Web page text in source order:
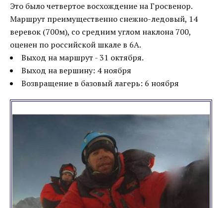
Это было четвертое восхождение на Гросвенор.
Маршрут преимущественно снежно-ледовый, 14
веревок (700м), со средним углом наклона 700,
оценен по российской шкале в 6А.
Выход на маршрут - 31 октября.
Выход на вершину: 4 ноября
Возвращение в базовый лагерь: 6 ноября